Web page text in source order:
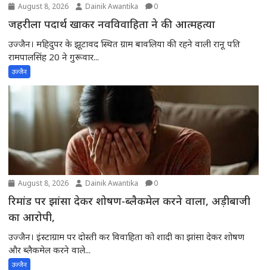
August 8, 2026 Dainik Awantika 0
जहरीला पदार्थ खाकर नवविवाहिता ने की आत्महत्या
उज्जैन। महिदुपर के झूटावद स्थित ग्राम बावलिया की रहने वाली रानू पति
रामपालसिंह 20 ने गुरूवार...
उज्जैन
August 8, 2026 Dainik Awantika 0
रिमांड पर झांसा देकर शोषण-ब्लैकमेल करने वाला, अड़ीबाजी
का आरोपी,
उज्जैन। इंस्टाग्राम पर दोस्ती कर विवाहिता को शादी का झांसा देकर शोषण
और ब्लैकमेल करने वाले...
उज्जैन